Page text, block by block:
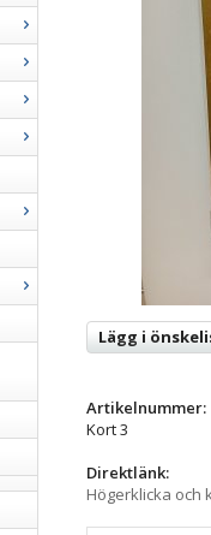
Lägg i
Artikelnummer:
Kort 3
Direktlänk:
Högerklicka och